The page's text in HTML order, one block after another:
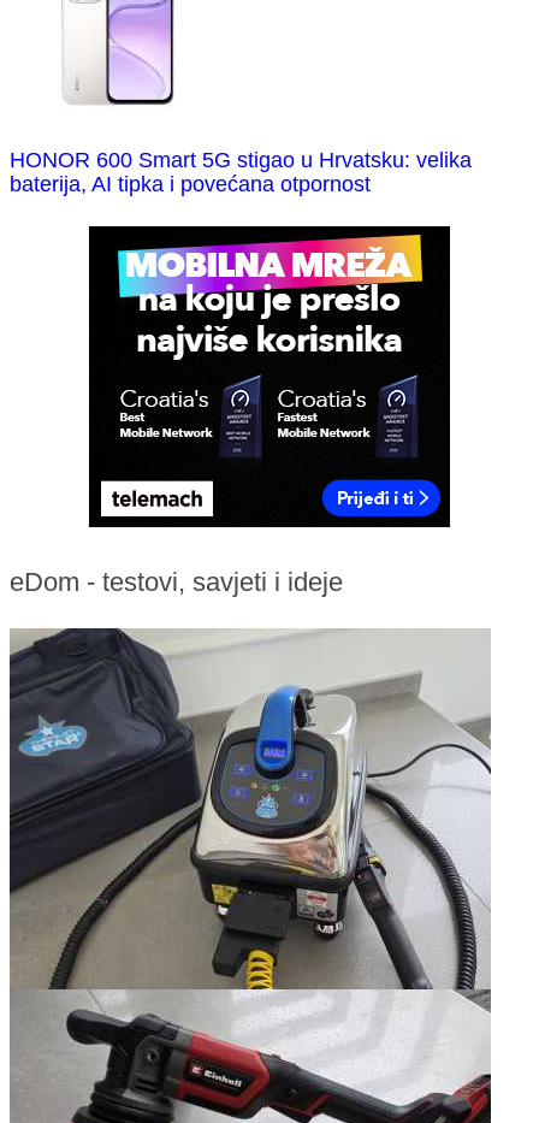
HONOR 600 Smart 5G stigao u Hrvatsku: velika
baterija, AI tipka i povećana otpornost
eDom - testovi, savjeti i ideje